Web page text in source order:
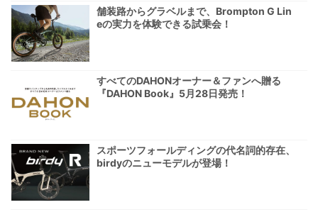
舗装路からグラベルまで、Brompton G Lin
eの実力を体験できる試乗会！
すべてのDAHONオーナー＆ファンへ贈る
『DAHON Book』5月28日発売！
スポーツフォールディングの代名詞的存在、
birdyのニューモデルが登場！